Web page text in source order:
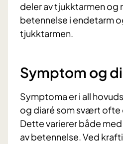
deler av tjukktarmen og
betennelse i endetarm
tjukktarmen.
Symptom og
Symptoma er i all
og diaré som svært ofte
Dette varierer både
av betennelse. Ved